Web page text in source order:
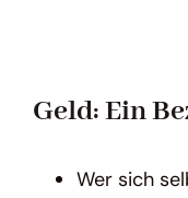
Geld: Ein
Wer sich